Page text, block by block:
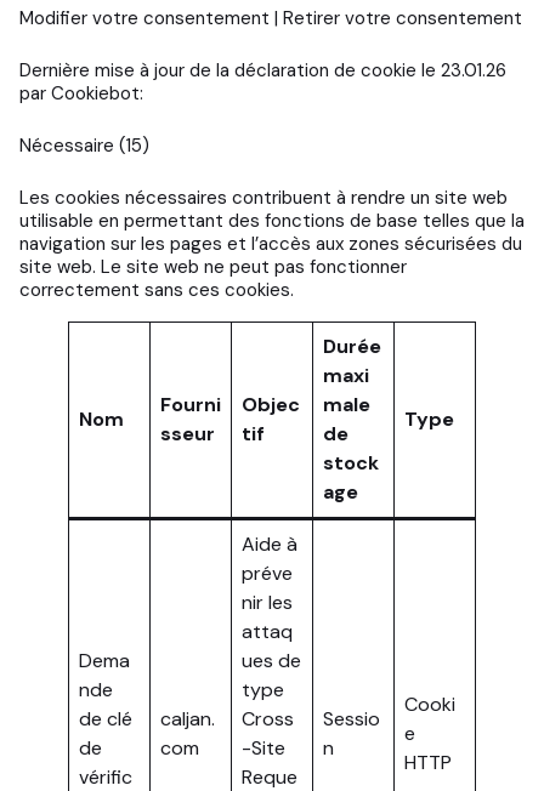
Modifier votre consentement | Retirer votre consentement
Dernière mise à jour de la déclaration de cookie le 23.01.26
par Cookiebot:
Nécessaire (15)
Les cookies nécessaires contribuent à rendre un site web
utilisable en permettant des fonctions de base telles que la
navigation sur les pages et l’accès aux zones sécurisées du
site web. Le site web ne peut pas fonctionner
correctement sans ces cookies.
Nom
Fourni
sseur
Objec
tif
Durée
maxi
male
de
stock
age
Type
Dema
nde
de clé
de
vérific
caljan.
com
Aide à
préve
nir les
attaq
ues de
type
Cross
-Site
Reque
Sessio
n
Cooki
e
HTTP